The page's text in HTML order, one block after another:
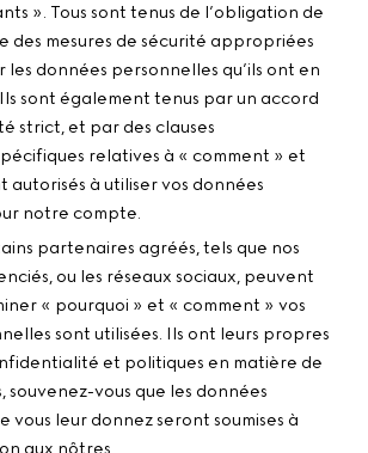
». Tous sont tenus de l’obligation de
mesures de sécurité appropriées
données personnelles qu’ils ont en
sont également tenus par un accord
strict, et par des clauses
relatives à « comment » et
autorisés à utiliser vos données
notre compte.
partenaires agréés, tels que nos
ou les réseaux sociaux, peuvent
« pourquoi » et « comment » vos
sont utilisées. Ils ont leurs propres
et politiques en matière de
souvenez-vous que les données
vous leur donnez seront soumises à
aux nôtres.